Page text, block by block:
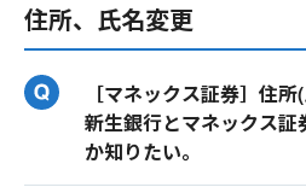
住所、氏名変更
［マネックス証券］住
新生銀行とマネックス
か知りたい。